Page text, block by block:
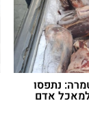
נתפסו
למאכל אדם